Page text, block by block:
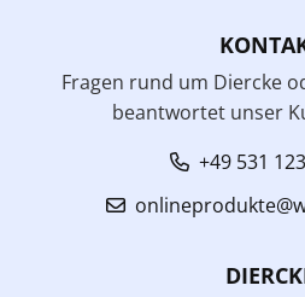
Fragen rund um Diercke
beantwortet unser
+49 531